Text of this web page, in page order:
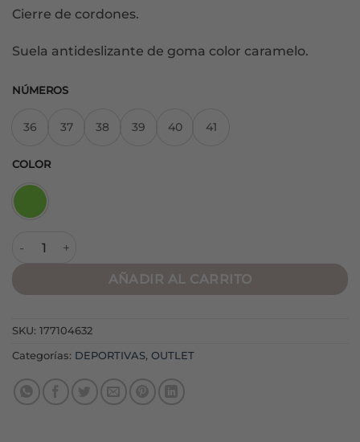
Cierre de cordones.
Suela antideslizante de goma color caramelo.
NÚMEROS
36 37 38 39 40 41
COLOR
AÑADIR AL CARRITO
SKU: 177104632
Categorías: DEPORTIVAS, OUTLET